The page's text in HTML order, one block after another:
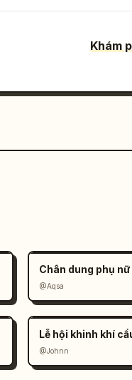
Khám
@Aqsa
Lễ hội khinh khí
@Johnn